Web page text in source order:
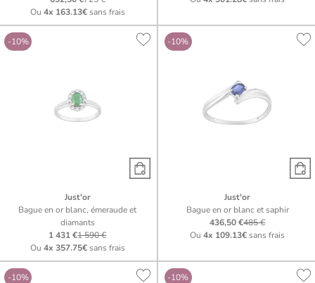
Ou 4x 163.13€sans frais
-10%
Just'or
Bague en or blanc, émeraude et
diamants
1 431 €1 590 €
Ou 4x 357.75€sans frais
-10%
Just'or
Bague en or blanc et saphir
436,50 €485 €
Ou4x 109.13€sans frais
-10% -10%